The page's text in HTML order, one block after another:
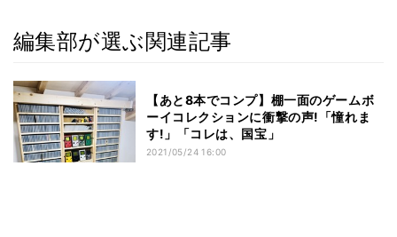
編集部が選ぶ関連記事
【あと8本でコンプ】棚一面のゲームボ
ーイコレクションに衝撃の声!「憧れま
す!」「コレは、国宝」
2021/05/24 16:00